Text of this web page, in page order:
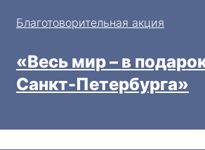
Благотоворительная акция
«Весь мир – в
Санкт-Петербурга»